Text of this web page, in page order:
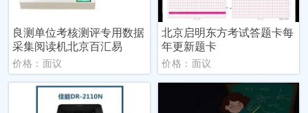
良测单位考核测评专用数据
采集阅读机北京百汇易
价格：面议
北京启明东方考试答题卡每
年更新题卡
价格：面议